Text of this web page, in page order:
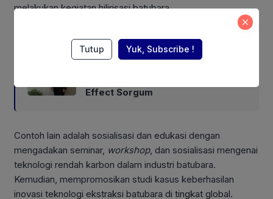
melakukan kegiatan hilirisasi batubara.
Effect Sorgum
Contoh lain adalah sosialisasi dan edukasi dengan
mengadakan seminar, workshop, dan sosialisasi mengenai
teknologi rendah karbon dalam industri batubara.
Kemudian, mempromosikan studi kasus keberhasilan
inovasi teknologi ekstraksi batubara di tingkat global.
Tutup Yuk, Subscribe !